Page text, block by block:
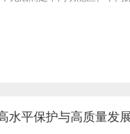
水平保护与高质量发